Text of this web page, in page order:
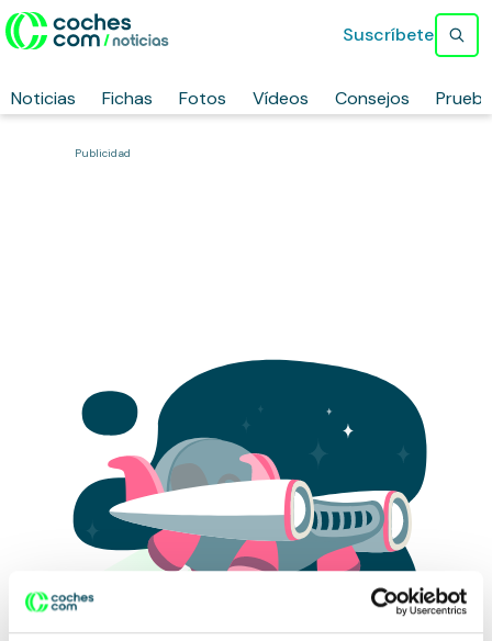
Noticias Fichas Fotos Vídeos Consejos
Suscríbete
Publicidad